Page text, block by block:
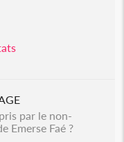
par le non-
Emerse Faé ?